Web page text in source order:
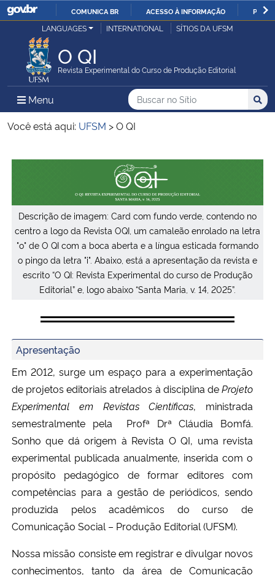
IR
COMUNICA BR ACESSO À INFORMAÇÃO
Ministério da Justiça e Segurança Pública
Ministério da Defesa
Ministério das Relações Exteriores
Ministério da Agricultura, Pecuária e Abastecimento
Ministério da Educação
Ministério da Cidadania
Ministério da Saúde
Ministério de Minas e Energia
Ministério do Meio Ambiente
Ministério do Turismo
Ministério do Desenvolvimento Regional
Controladoria-Geral da União
LANGUAGES INTERNATIONAL SÍTIOS DA UFSM
O QI
Revista Experimental do Curso de Produção Editorial
Menu Menu Principal do Sítio
Busca
Buscar no no Sítio
Busca:
Você está aqui: UFSM >O QI
Início do conteúdo
Descrição de imagem: Card com fundo verde, contendo no
centro a logo da Revista OQI, um camaleão enrolado na letra
"o" de O QI com a boca aberta e a língua esticada formando
o pingo da letra "i". Abaixo, está a apresentação da revista e
escrito “O QI: Revista Experimental do curso de Produção
Editorial” e, logo abaixo “Santa Maria, v. 14, 2025”.
Apresentação
Em 2012, surge um espaço para a experimentação
de projetos editoriais atrelados à disciplina deProjeto
Experimental em Revistas Científicas, ministrada
semestralmente pela Profª Drª Cláudia Bomfá.
Sonho que dá origem à Revista O QI, uma revista
experimental publicada anualmente, inserida com o
propósito pedagógico de formar editores com
competências para a gestão de periódicos, sendo
produzida pelos acadêmicos do curso de
Comunicação Social – Produção Editorial (UFSM).
Nossa missão consiste em registrar e divulgar novos
conhecimentos, tanto da área de Comunicação